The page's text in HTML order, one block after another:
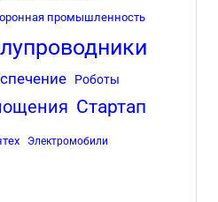
промышленность
Роботы
Стартап
Электромобили